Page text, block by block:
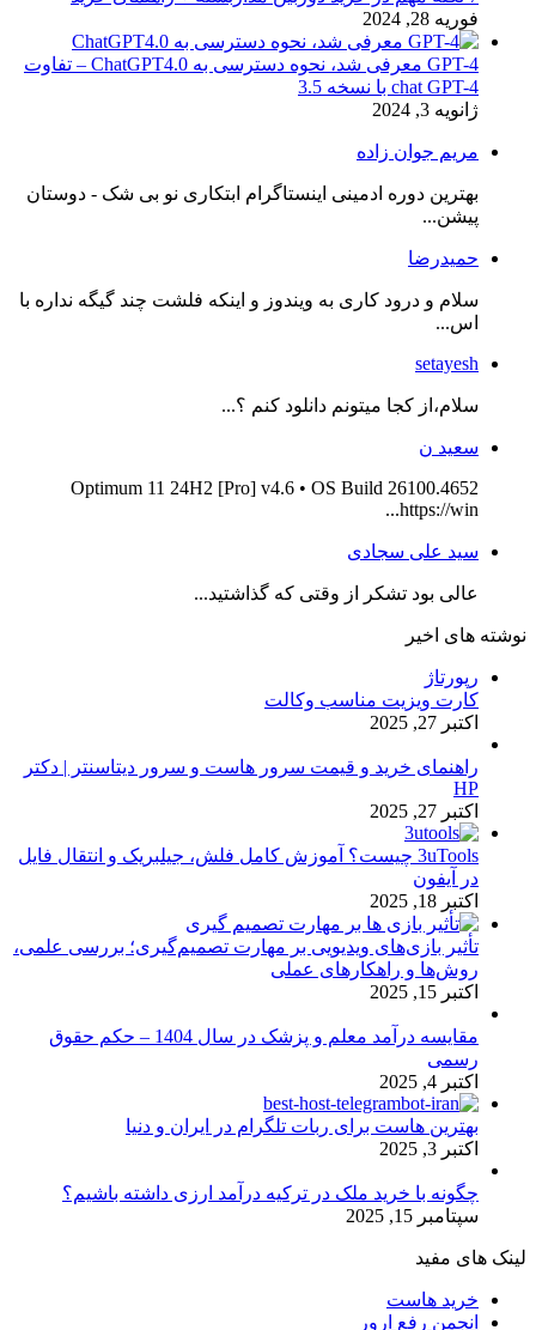
فوریه 28, 2024
GPT-4 معرفی شد، نحوه دسترسی به ChatGPT4.0 – تفاوت
chat GPT-4 با نسخه 3.5
ژانویه 3, 2024
مریم جوان زاده
بهترین دوره ادمینی اینستاگرام ابتکاری نو بی شک - دوستان
پیشن...
حمیدرضا
سلام و درود کاری به ویندوز و اینکه فلشت چند گیگه نداره با
اس...
setayesh
سلام،از کجا میتونم دانلود کنم ؟...
سعید ن
Optimum 11 24H2 [Pro] v4.6 • OS Build 26100.4652
https://win...
سید علی سجادی
عالی بود تشکر از وقتی که گذاشتید...
نوشته های اخیر
رپورتاژ
کارت ویزیت مناسب وکالت
اکتبر 27, 2025
راهنمای خرید و قیمت سرور هاست و سرور دیتاسنتر | دکتر
HP
اکتبر 27, 2025
3uTools چیست؟ آموزش کامل فلش، جیلبریک و انتقال فایل
در آیفون
اکتبر 18, 2025
تأثیر بازی‌های ویدیویی بر مهارت تصمیم‌گیری؛ بررسی علمی،
روش‌ها و راهکارهای عملی
اکتبر 15, 2025
مقایسه درآمد معلم و پزشک در سال 1404 – حکم حقوق
رسمی
اکتبر 4, 2025
بهترین هاست برای ربات تلگرام در ایران و دنیا
اکتبر 3, 2025
چگونه با خرید ملک در ترکیه درآمد ارزی داشته باشیم؟
سپتامبر 15, 2025
لینک های مفید
خرید هاست
انجمن رفع ارور